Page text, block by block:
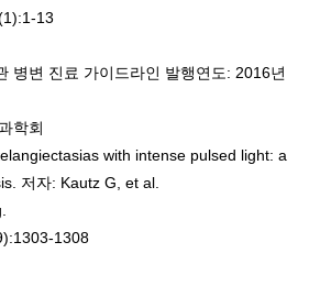
13
병변 진료 가이드라인 발행연도: 2016년
학회
with intense pulsed light: a
저자: Kautz G, et al.
1308